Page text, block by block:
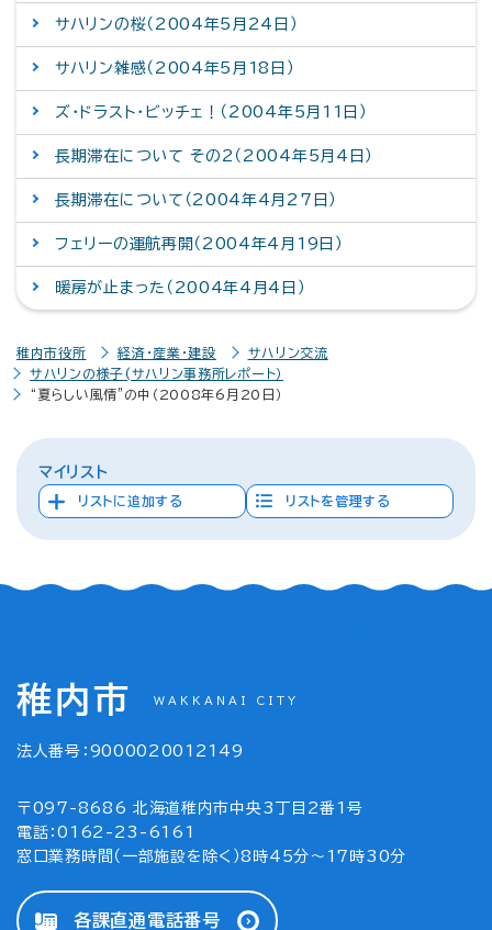
サハリンの桜（2004年5月24日）
サハリン雑感（2004年5月18日）
ズ・ドラスト・ビッチェ！（2004年5月11日）
長期滞在について その2（2004年5月4日）
長期滞在について（2004年4月27日）
フェリーの運航再開（2004年4月19日）
暖房が止まった（2004年4月4日）
稚内市役所 経済・産業・建設
サハリン交流
サハリンの様子(サハリン事務所レポート）
“夏らしい風情”の中（2008年6月20日）
マイリスト
リストに追加する リストを管理する
稚内市 WAKKANAI CITY
法人番号：9000020012149
〒097-8686 北海道稚内市中央3丁目2番1号
電話：0162-23-6161
窓口業務時間（一部施設を除く）8時45分～17時30分
各課直通電話番号